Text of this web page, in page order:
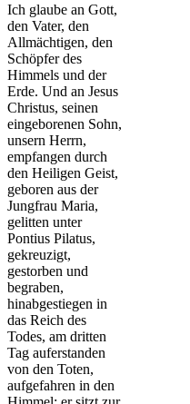
Ich glaube an Gott,
den Vater, den
Allmächtigen, den
Schöpfer des
Himmels und der
Erde. Und an Jesus
Christus, seinen
eingeborenen Sohn,
unsern Herrn,
empfangen durch
den Heiligen Geist,
geboren aus der
Jungfrau Maria,
gelitten unter
Pontius Pilatus,
gekreuzigt,
gestorben und
begraben,
hinabgestiegen in
das Reich des
Todes, am dritten
Tag auferstanden
von den Toten,
aufgefahren in den